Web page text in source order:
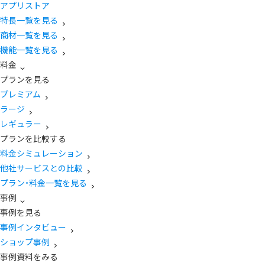
アプリストア
特長一覧を見る
商材一覧を見る
機能一覧を見る
料金
プランを見る
プレミアム
ラージ
レギュラー
プランを比較する
料金シミュレーション
他社サービスとの比較
プラン・料金一覧を見る
事例
事例を見る
事例インタビュー
ショップ事例
事例資料をみる